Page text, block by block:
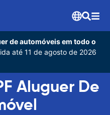
de automóveis em todo o
até 11 de agosto de 2026
Aluguer De